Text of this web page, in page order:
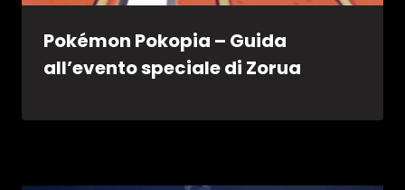
Pokémon Pokopia – Guida
all’evento speciale di Zorua